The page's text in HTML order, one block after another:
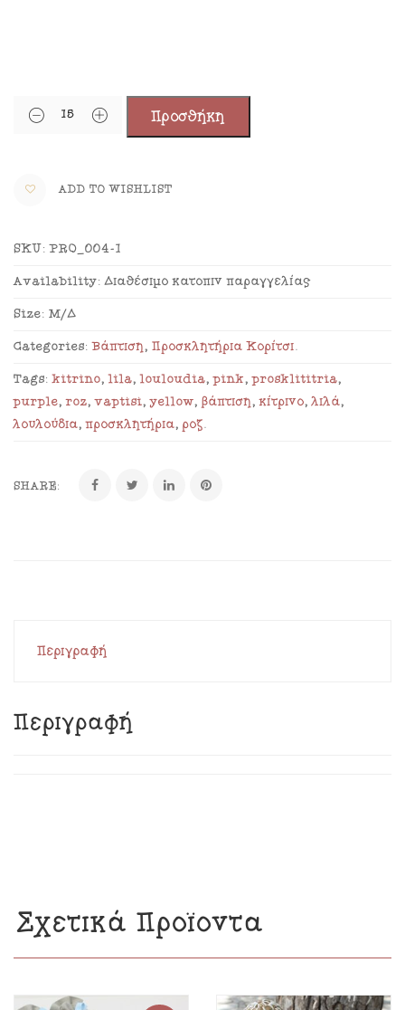
Προσθήκη
ADD TO WISHLIST
SKU: PRO_004-1
Availability: Διαθέσιμο κατόπιν παραγγελίας
Size: Μ/Δ
Categories: Βάπτιση, Προσκλητήρια Κορίτσι.
Tags: kitrino,lila,louloudia,pink,prosklititria,
purple,roz,vaptisi,yellow, βάπτιση,κίτρινο,λιλά,
λουλούδια,προσκλητήρια, ροζ.
SHARE:
Περιγραφή
Περιγραφή
Σχετικά Προϊόντα